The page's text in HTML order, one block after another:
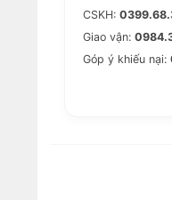
CSKH:
Giao vận:
Góp ý khiếu nại: